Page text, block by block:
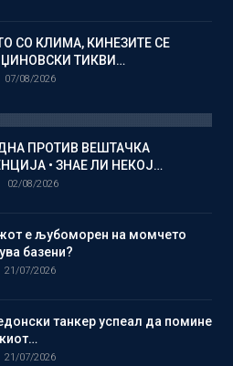
СО КЛИМА, КИНЕЗИТЕ СЕ
ТИКВИ…
07/08/2026
ПРОТИВ ВЕШТАЧКА
• ЗНАЕ ЛИ НЕКОЈ…
02/08/2026
е љубоморен на момчето
базени?
21/07/2026
танкер успеал да помине
21/07/2026